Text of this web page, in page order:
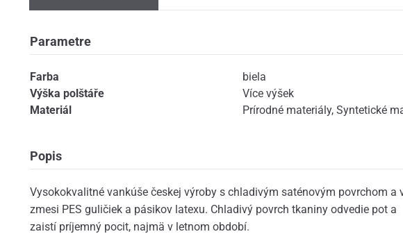
Parametre
Farba
biela
Výška polštáře
Více výšek
Materiál
Prírodné materiály, Syntetické
Popis
Vysokokvalitné vankúše českej výroby s chladivým saténovým povrchom a
zmesi PES guličiek a pásikov latexu. Chladivý povrch tkaniny odvedie pot a
zaistí príjemný pocit, najmä v letnom období.